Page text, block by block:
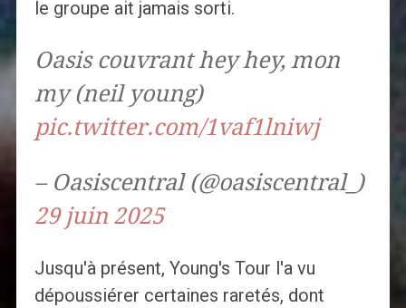
le groupe ait jamais sorti.
Oasis couvrant hey hey, mon
my (neil young)
pic.twitter.com/1vaf1lniwj
– Oasiscentral (@oasiscentral_)
29 juin 2025
Jusqu'à présent, Young's Tour l'a vu
dépoussiérer certaines raretés, dont